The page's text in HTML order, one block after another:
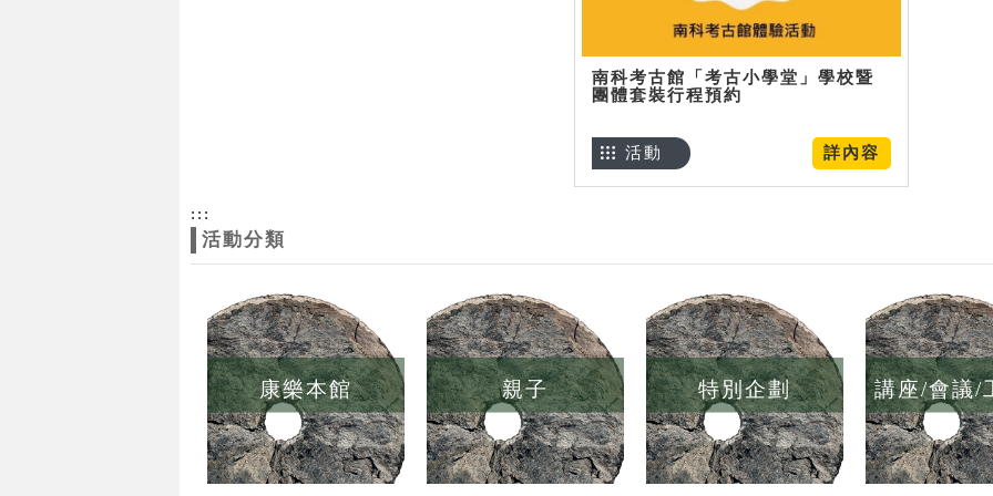
南科考古館「考古小學堂」學校暨
團體套裝行程預約
詳內容
活動
:::
活動分類
康樂本館 親子 特別企劃 講座/會議/